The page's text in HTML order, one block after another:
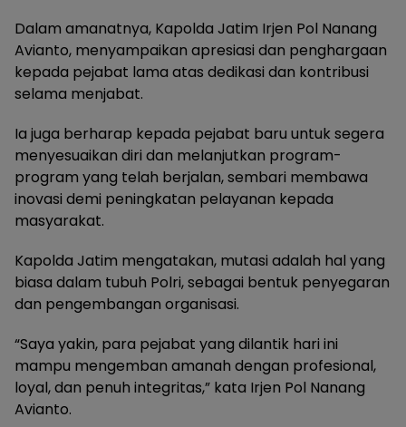
Dalam amanatnya, Kapolda Jatim Irjen Pol Nanang
Avianto, menyampaikan apresiasi dan penghargaan
kepada pejabat lama atas dedikasi dan kontribusi
selama menjabat.
Ia juga berharap kepada pejabat baru untuk segera
menyesuaikan diri dan melanjutkan program-
program yang telah berjalan, sembari membawa
inovasi demi peningkatan pelayanan kepada
masyarakat.
Kapolda Jatim mengatakan, mutasi adalah hal yang
biasa dalam tubuh Polri, sebagai bentuk penyegaran
dan pengembangan organisasi.
“Saya yakin, para pejabat yang dilantik hari ini
mampu mengemban amanah dengan profesional,
loyal, dan penuh integritas,” kata Irjen Pol Nanang
Avianto.